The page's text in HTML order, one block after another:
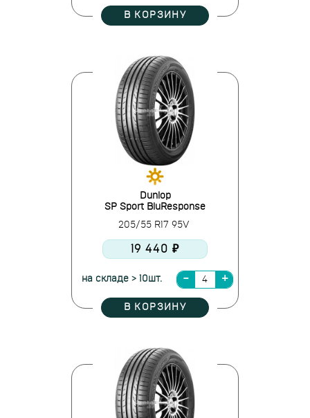
В КОРЗИНУ
Dunlop
SP Sport BluResponse
205/55 R17 95V
19 440 ₽
на складе > 10шт.
В КОРЗИНУ